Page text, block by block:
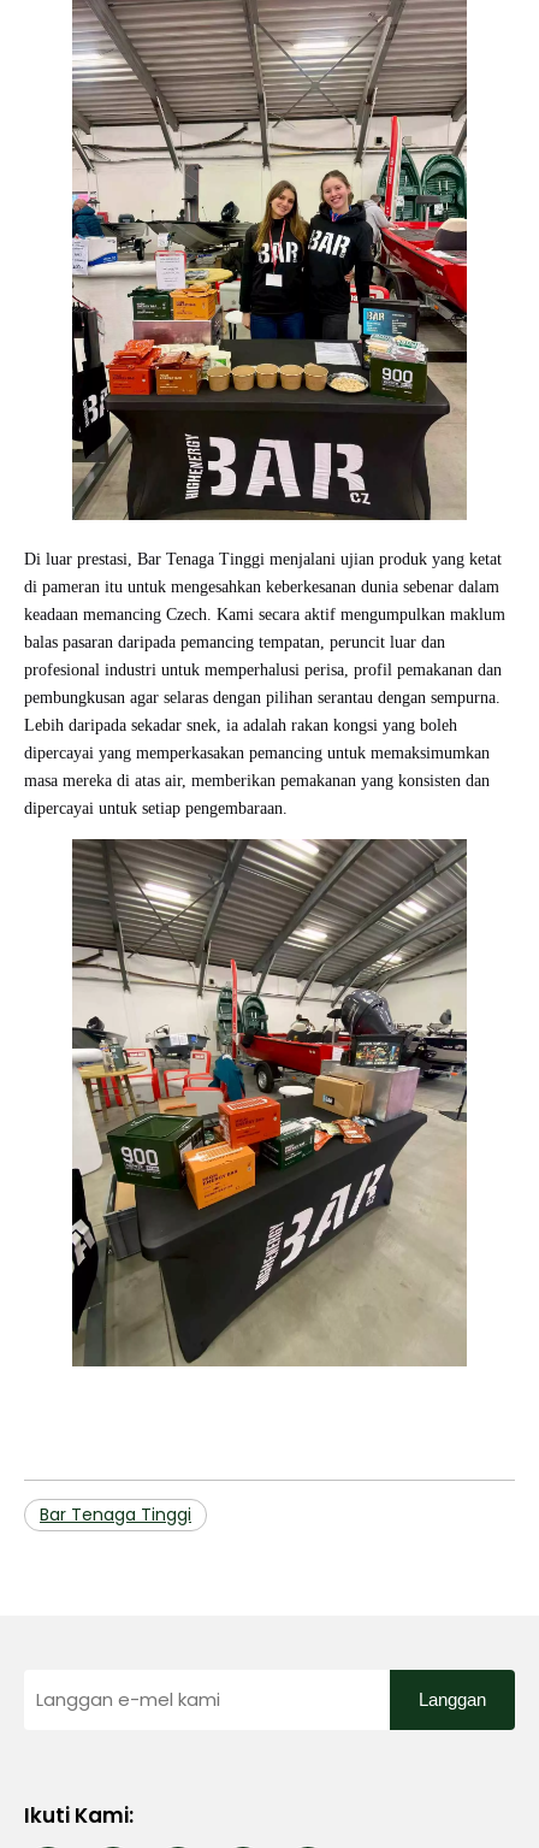
Di luar prestasi, Bar Tenaga Tinggi menjalani ujian produk yang ketat
di pameran itu untuk mengesahkan keberkesanan dunia sebenar dalam
keadaan memancing Czech. Kami secara aktif mengumpulkan maklum
balas pasaran daripada pemancing tempatan, peruncit luar dan
profesional industri untuk memperhalusi perisa, profil pemakanan dan
pembungkusan agar selaras dengan pilihan serantau dengan sempurna.
Lebih daripada sekadar snek, ia adalah rakan kongsi yang boleh
dipercayai yang memperkasakan pemancing untuk memaksimumkan
masa mereka di atas air, memberikan pemakanan yang konsisten dan
dipercayai untuk setiap pengembaraan.
Bar Tenaga Tinggi
Langgan
Ikuti Kami: